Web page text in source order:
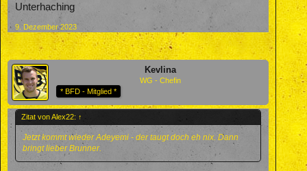
Unterhaching
9. Dezember 2023
Kevlina
WG - Chefin
* BFD - Mitglied *
Zitat von Alex22: ↑
Jetzt kommt wieder Adeyemi - der taugt doch eh nix. Dann
bringt lieber Brunner.